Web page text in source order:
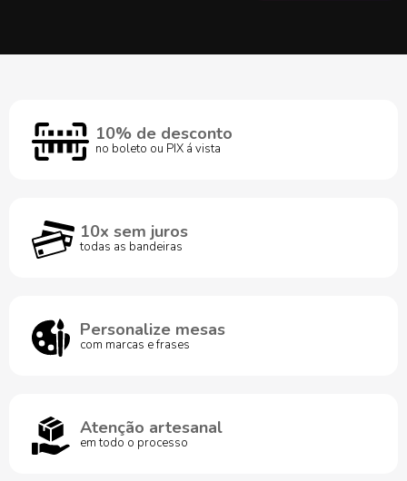
10% de desconto
no boleto ou PIX á vista
10x sem juros
todas as bandeiras
Personalize mesas
com marcas e frases
Atenção artesanal
em todo o processo